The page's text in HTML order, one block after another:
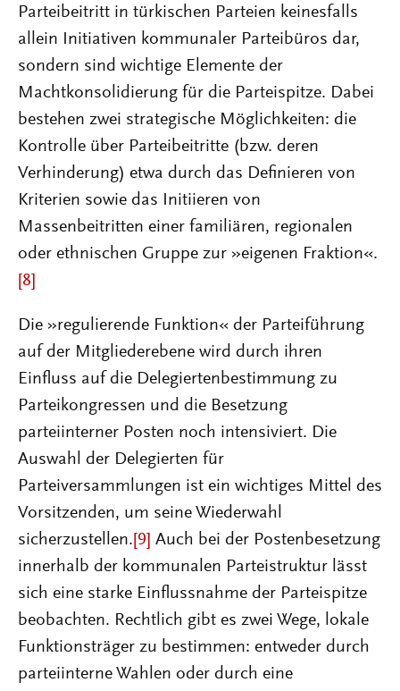
Parteibeitritt in türkischen Parteien keinesfalls
allein Initiativen kommunaler Parteibüros dar,
sondern sind wichtige Elemente der
Machtkonsolidierung für die Parteispitze. Dabei
bestehen zwei strategische Möglichkeiten: die
Kontrolle über Parteibeitritte (bzw. deren
Verhinderung) etwa durch das Definieren von
Kriterien sowie das Initiieren von
Massenbeitritten einer familiären, regionalen
oder ethnischen Gruppe zur »eigenen Fraktion«.
[8]
Die »regulierende Funktion« der Parteiführung
auf der Mitgliederebene wird durch ihren
Einfluss auf die Delegiertenbestimmung zu
Parteikongressen und die Besetzung
parteiinterner Posten noch intensiviert. Die
Auswahl der Delegierten für
Parteiversammlungen ist ein wichtiges Mittel des
Vorsitzenden, um seine Wiederwahl
sicherzustellen. [9] Auch bei der Postenbesetzung
innerhalb der kommunalen Parteistruktur lässt
sich eine starke Einflussnahme der Parteispitze
beobachten. Rechtlich gibt es zwei Wege, lokale
Funktionsträger zu bestimmen: entweder durch
parteiinterne Wahlen oder durch eine